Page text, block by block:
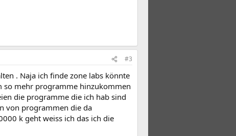
#3
. Naja ich finde zone labs könnte
so mehr programme hinzukommen
die programme die ich hab sind
von programmen die da
k geht weiss ich das ich die